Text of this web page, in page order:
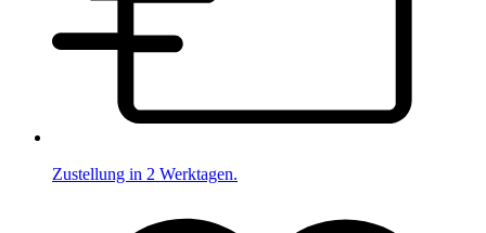
Zustellung in 2 Werktagen.